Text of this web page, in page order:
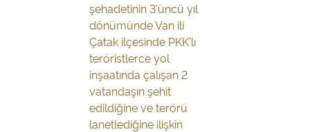
şehadetinin 3'üncü yıl
dönümünde Van ili
Çatak ilçesinde PKK'lı
teröristlerce yol
inşaatında çalışan 2
vatandaşın şehit
edildiğine ve terörü
lanetlediğine ilişkin